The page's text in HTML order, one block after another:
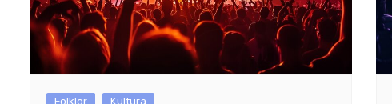
Folklor Kultura